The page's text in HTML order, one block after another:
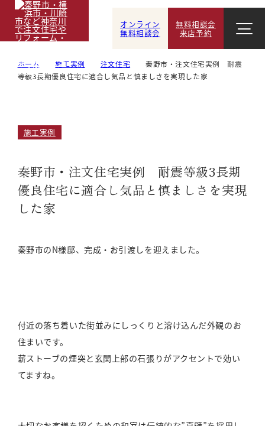
オンライン
無料相談会
無料相談会
来店予約
ホーム 施工実例 注文住宅
秦野市・注文住宅実例 耐震
等級3長期優良住宅に適合し気品と慎ましさを実現した家
施工実例
秦野市・注文住宅実例 耐震等級3長期
優良住宅に適合し気品と慎ましさを実現
した家
秦野市のN様邸、完成・お引渡しを迎えました。
付近の落ち着いた街並みにしっくりと溶け込んだ外観のお
住まいです。
薪ストーブの煙突と玄関上部の石張りがアクセントで効い
てますね。